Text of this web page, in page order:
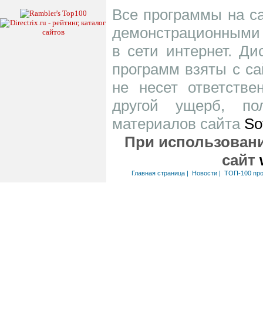
Все программы на
в сети интернет.
программ взяты с
не несет
другой ущерб,
материалов сайта
При
сайт
Главная страница| Новости| ТОП-100